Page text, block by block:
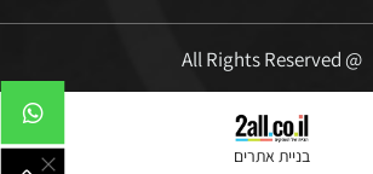
@ All Rights Reserved
בניית אתרים